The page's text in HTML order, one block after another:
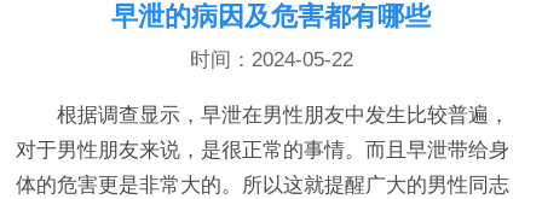
早泄的病因及危害都有哪些
时间：2024-05-22
根据调查显示，早泄在男性朋友中发生比较普遍，
对于男性朋友来说，是很正常的事情。而且早泄带给身
体的危害更是非常大的。所以这就提醒广大的男性同志